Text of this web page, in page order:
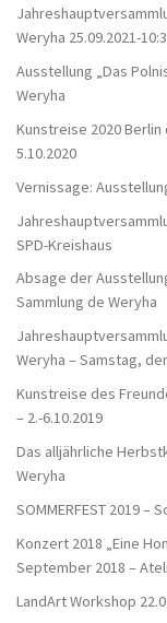
Weryha 25.09.2021-
Ausstellung „Das
Weryha
Kunstreise 2020
5.10.2020
Vernissage:
SPD-Kreishaus
Absage der
Sammlung de Weryha
Weryha – Samstag,
Kunstreise des
– 2.-6.10.2019
Das alljährliche
Weryha
SOMMERFEST 2019 –
Konzert 2018 „Eine
September 2018 –
LandArt Workshop